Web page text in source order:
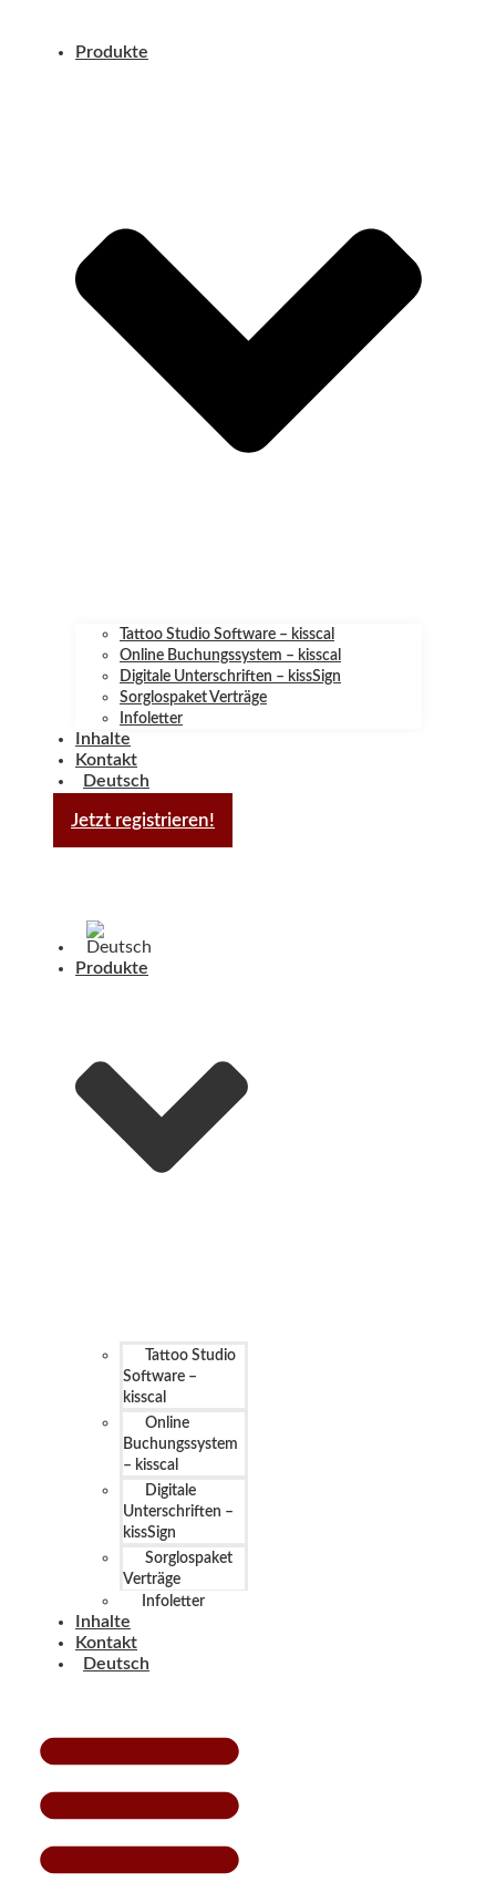
Produkte
Tattoo Studio Software – kisscal
Online Buchungssystem – kisscal
Digitale Unterschriften – kissSign
Sorglospaket Verträge
Infoletter
Inhalte
Kontakt
Deutsch
Jetzt registrieren!
Produkte
Tattoo Studio
Software –
kisscal
Online
Buchungssystem
– kisscal
Digitale
Unterschriften –
kissSign
Sorglospaket
Verträge
Infoletter
Inhalte
Kontakt
Deutsch